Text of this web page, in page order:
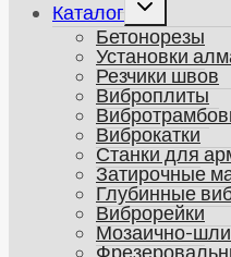
Каталог
дочернее
меню
Бетонорезы
Установки
Резчики швов
Виброплиты
Виброкатки
Станки для
Затирочные
Глубинные
Виброрейки
Мозаично-